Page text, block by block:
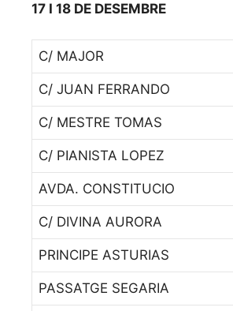
17 I 18 DE DESEMBRE
C/ MAJOR
C/ JUAN FERRANDO
C/ MESTRE TOMAS
C/ PIANISTA LOPEZ
AVDA. CONSTITUCIO
C/ DIVINA AURORA
PRINCIPE ASTURIAS
PASSATGE SEGARIA